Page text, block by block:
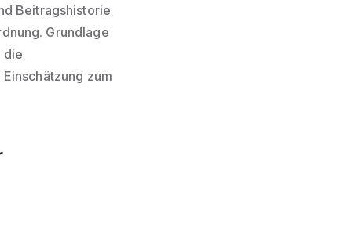
Beitragshistorie
Grundlage
die
zum